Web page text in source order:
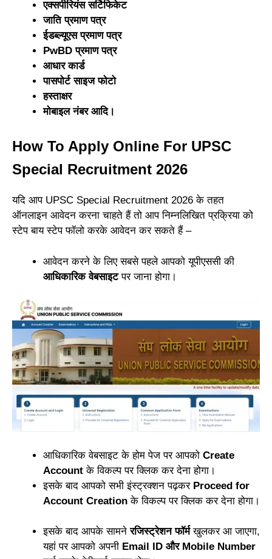
एक्सपीरियंस सर्टिफिकेट
जाति प्रमाण पत्र
ईडब्ल्यूएस प्रमाण पत्र
PwBD प्रमाण पत्र
आधार कार्ड
पासपोर्ट साइज फोटो
हस्ताक्षर
मोबाइल नंबर आदि।
How To Apply Online For UPSC
Special Recruitment 2026
यदि आप UPSC Special Recruitment 2026 के तहत
ऑनलाइन आवेदन करना चाहते हैं तो आप निम्नलिखित प्रक्रिया को
स्टेप बाय स्टेप फॉलो करके आवेदन कर सकते हैं –
आवेदन करने के लिए सबसे पहले आपको यूपीएससी की
आधिकारिक वेबसाइटपर जाना होगा।
आधिकारिक वेबसाइट के होम पेज पर आपको Create
Accountके विकल्प पर क्लिक कर देना होगा।
इसके बाद आपको सभी इंस्ट्रक्शन पढ़कर Proceed for
Account Creation के विकल्प पर क्लिक कर देना होगा।
इसके बाद आपके सामने रजिस्ट्रेशन फॉर्मखुलकर आ जाएगा,
यहां पर आपको अपनी Email ID और Mobile Number